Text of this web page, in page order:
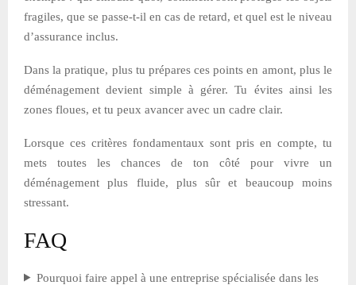
fragiles, que se passe-t-il en cas de retard, et quel est le niveau
d’assurance inclus.
Dans la pratique, plus tu prépares ces points en amont, plus le
déménagement devient simple à gérer. Tu évites ainsi les
zones floues, et tu peux avancer avec un cadre clair.
Lorsque ces critères fondamentaux sont pris en compte, tu
mets toutes les chances de ton côté pour vivre un
déménagement plus fluide, plus sûr et beaucoup moins
stressant.
FAQ
Pourquoi faire appel à une entreprise spécialisée dans les